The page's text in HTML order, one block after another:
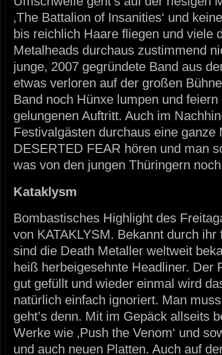
‚The Battalion of Insanities‘ und
bis reichlich Haare fliegen und viele
Metalheads durchaus zustimmend
junge, 2007 gegründete Band aus
etwas verloren auf der großen
Band noch Hünxe lumpen und
gelungenen Auftritt. Auch im
Festivalgästen durchaus eine
DESERTED FEAR hören und man
was von den jungen Thüringern
Kataklysm
Bombastisches Highlight des
von KATAKLYSM. Bekannt durch
sind die Death Metaller weltweit
heiß herbeigesehnte Headliner. Der
gut gefüllt und wieder einmal wird
natürlich einfach ignoriert. Man
geht’s denn. Mit im Gepäck allseits
Werke wie ‚Push the Venom‘ und
und auch neuen Platten. Auch auf